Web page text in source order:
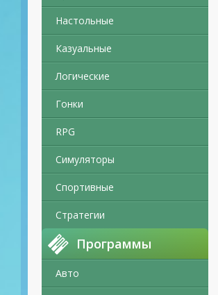
Настольные
Казуальные
Логические
Гонки
RPG
Симуляторы
Спортивные
Стратегии
Программы
Авто